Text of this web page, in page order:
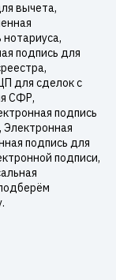
вычета,
подпись для
для сделок с
СФР,
подпись
Электронная
подпись для
подписи,